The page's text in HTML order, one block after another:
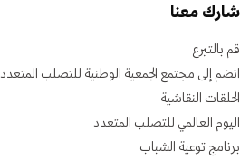
شارك معنا
قم بالتبرع
انضم إلى مجتمع الجمعية الوطنية للتصلب المتعدد
الحلقات النقاشية
اليوم العالمي للتصلب المتعدد
برنامج توعية الشباب